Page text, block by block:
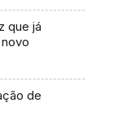
que já
de